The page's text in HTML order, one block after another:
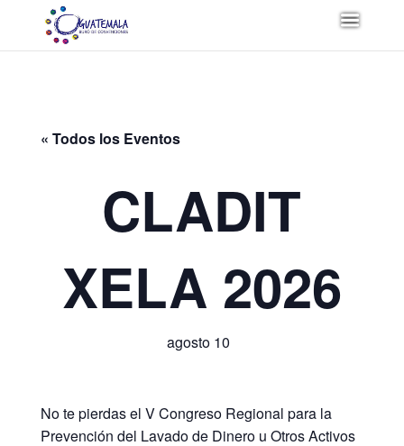
« Todos los Eventos
CLADIT
XELA 2026
agosto 10
No te pierdas el V Congreso Regional para la
Prevención del Lavado de Dinero u Otros Activos